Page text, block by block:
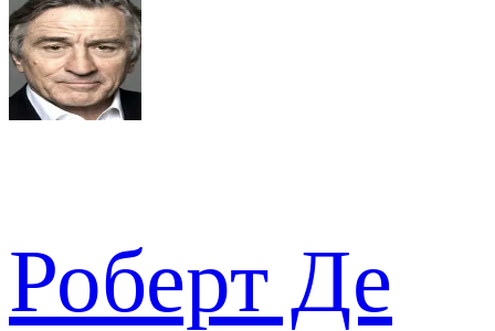
Роберт Де